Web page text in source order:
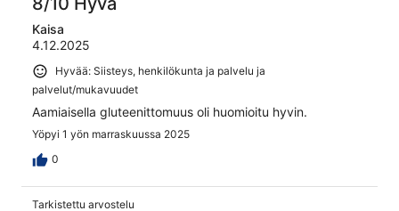
Kaisa
4.12.2025
Hyvää: Siisteys, henkilökunta ja palvelu ja
palvelut/mukavuudet
Aamiaisella gluteenittomuus oli huomioitu hyvin.
Yöpyi 1 yön marraskuussa 2025
0
Tarkistettu arvostelu